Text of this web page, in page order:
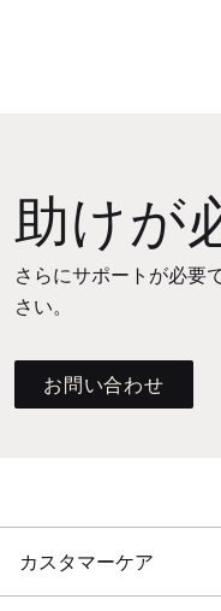
助けが
さらにサポートが必要
さい。
お問い合わせ
カスタマーケア